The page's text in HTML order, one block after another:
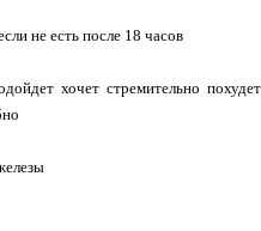
не есть после 18 часов
хочет стремительно